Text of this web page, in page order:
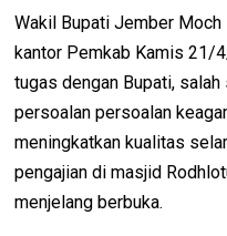
Wakil Bupati Jember Moch
kantor Pemkab Kamis 21/
tugas dengan Bupati,
persoalan persoalan
meningkatkan kualitas
pengajian di masjid
menjelang berbuka.